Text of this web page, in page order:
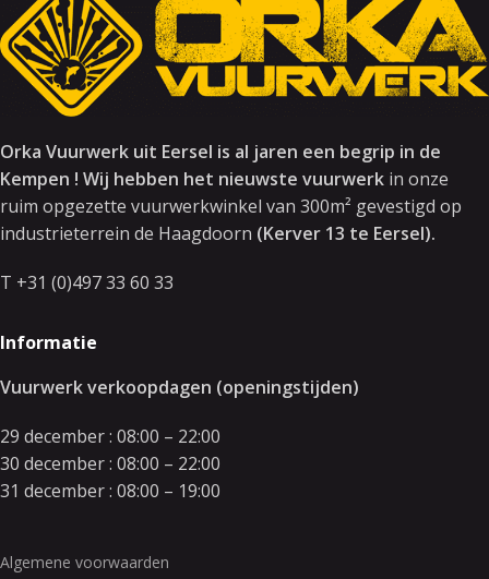
Orka Vuurwerk uit Eersel is al jaren een begrip in de
Kempen ! Wij hebben het nieuwste vuurwerk in onze
ruim opgezette vuurwerkwinkel van 300m² gevestigd op
industrieterrein de Haagdoorn (Kerver 13 te Eersel).
T +31 (0)497 33 60 33
Informatie
Vuurwerk verkoopdagen (openingstijden)
29 december : 08:00 – 22:00
30 december : 08:00 – 22:00
31 december : 08:00 – 19:00
Algemene voorwaarden